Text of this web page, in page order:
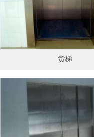
货梯